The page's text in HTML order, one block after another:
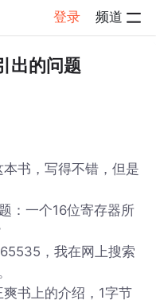
登录 频道
出的问题
书，写得不错，但是
：一个16位寄存器所
，我在网上搜索
书上的介绍，1字节